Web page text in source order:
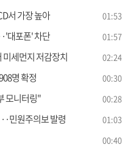
서 가장 높아 01:53
대포폰' 차단 01:57
세먼지 저감장치 02:24
명 확정 00:30
모니터링" 00:28
민원주의보 발령 01:03
00:40